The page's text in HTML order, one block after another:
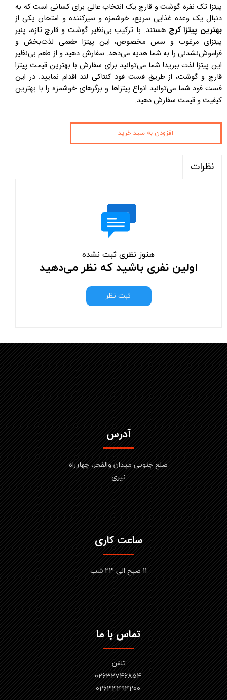
پیتزا تک نفره گوشت و قارچ یک انتخاب عالی برای کسانی است که به
دنبال یک وعده غذایی سریع، خوشمزه و سیرکننده و امتحان یکی از
بهترین پیتزا کرج هستند. با ترکیب بی‌نظیر گوشت و قارچ تازه، پنیر
پیتزای مرغوب و سس مخصوص، این پیتزا طعمی لذت‌بخش و
فراموش‌نشدنی را به شما هدیه می‌دهد. سفارش دهید و از طعم بی‌نظیر
این پیتزا لذت ببرید! شما می‌توانید برای سفارش با بهترین قیمت پیتزا
قارچ و گوشت، از طریق فست فود کنتاکی لند اقدام نمایید. در این
فست فود شما می‌توانید انواع پیتزاها و برگرهای خوشمزه را با بهترین
کیفیت و قیمت سفارش دهید.
افزودن به سبد خرید
نظرات
هنوز نظری ثبت نشده
اولین نفری باشید که نظر می‌دهید
ثبت نظر
آدرس
ضلع جنوبی میدان والفجر، چهارراه
نیری
ساعت کاری
11 صبح الی 23 شب
تماس با ما
تلفن:
02632746854
​​​​​​​02634494200